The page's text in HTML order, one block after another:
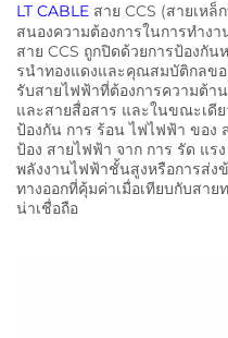
LT CABLE สาย CCS (สายเหล็
สนองความต้องการในการทําง
สาย CCS ถูกปิดด้วยการป้องกัน
รนําทองแดงและคุณสมบัติกลขอ
รับสายไฟฟ้าที่ต้องการความต้า
และสายสื่อสาร และในขณะเดี
ป้องกัน การ ร้อน ไฟไฟฟ้า ของ
ป้อง สายไฟฟ้า จาก การ รัด แร
พลังงานไฟฟ้าชั้นสูงหรือการส่ง
ทางออกที่คุ้มค่าเมื่อเทียบกับสา
น่าเชื่อถือ